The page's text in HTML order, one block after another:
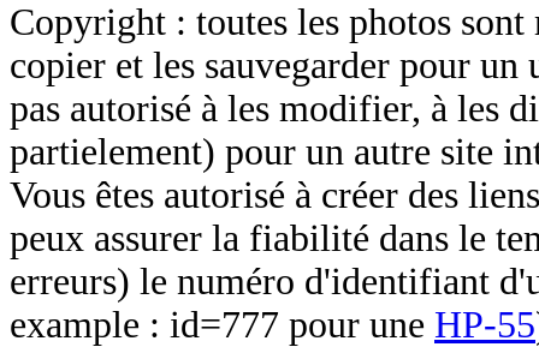
Copyright : toutes les photos sont
copier et les sauvegarder pour un
pas autorisé à les modifier, à les
partielement) pour un autre site
Vous êtes autorisé à créer des
peux assurer la fiabilité dans le
erreurs) le numéro d'identifiant
example : id=777 pour une HP-55